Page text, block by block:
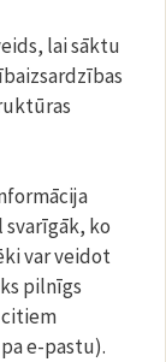
lai sāktu
ko
var veidot
pilnīgs
citiem
e-pastu).